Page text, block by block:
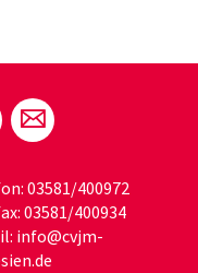
03581/400972
03581/400934
info@cvjm-